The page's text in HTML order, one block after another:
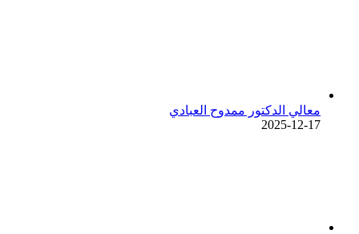
معالي الدكتور ممدوح العبادي
2025-12-17